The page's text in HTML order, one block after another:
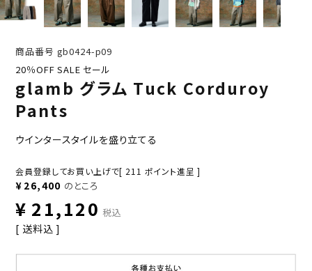
商品番号 gb0424-p09
20％OFF SALE セール
glamb グラム Tuck Corduroy
Pants
ウインタースタイルを盛り立てる
会員登録してお買い上げで[ 211 ポイント進呈 ]
¥ 26,400 のところ
¥ 21,120 税込
送料込